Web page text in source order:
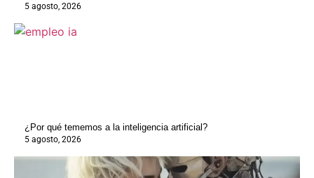
5 agosto, 2026
¿Por qué tememos a la inteligencia artificial?
5 agosto, 2026